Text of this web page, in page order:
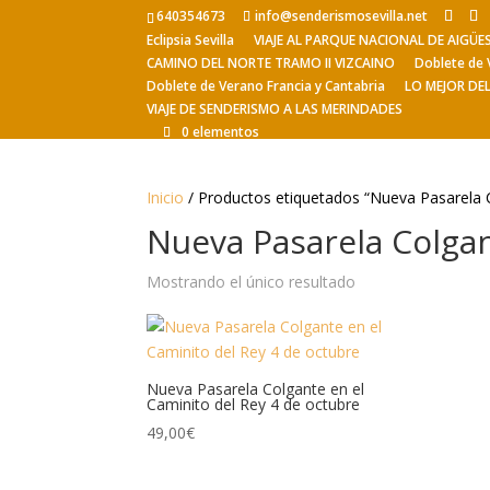
640354673
info@senderismosevilla.net
Eclipsia Sevilla
VIAJE AL PARQUE NACIONAL DE
CAMINO DEL NORTE TRAMO II VIZCAINO
Doblete de
Doblete de Verano Francia y Cantabria
LO MEJOR
VIAJE DE SENDERISMO A LAS MERINDADES
0 elementos
Inicio / Productos etiquetados “Nueva Pasarela
Nueva Pasarela
Mostrando el único resultado
Nueva Pasarela Colgante en el
Caminito del Rey 4 de octubre
49,00€